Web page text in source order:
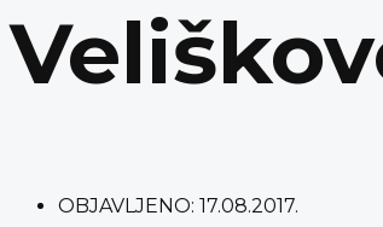
OBJAVLJENO: 17.08.2017.